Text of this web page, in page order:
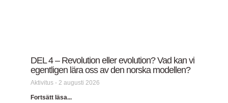
DEL 4 – Revolution eller evolution? Vad kan vi
egentligen lära oss av den norska modellen?
Aktivitus 2 augusti 2026
Fortsätt läsa...